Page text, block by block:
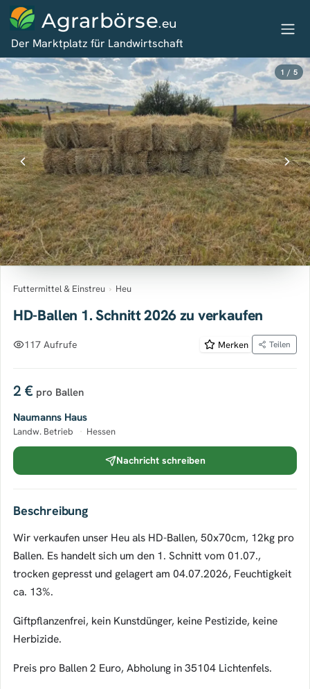
Agrarbörse.eu
Der Marktplatz für Landwirtschaft
1 / 5
Futtermittel & Einstreu › Heu
HD-Ballen 1. Schnitt 2026 zu verkaufen
117 Aufrufe Merken Teilen
2 € pro Ballen
Naumanns Haus
Landw. Betrieb · Hessen
Nachricht schreiben
Beschreibung
Wir verkaufen unser Heu als HD-Ballen, 50x70cm, 12kg pro
Ballen. Es handelt sich um den 1. Schnitt vom 01.07.,
trocken gepresst und gelagert am 04.07.2026, Feuchtigkeit
ca. 13%.
Giftpflanzenfrei, kein Kunstdünger, keine Pestizide, keine
Herbizide.
Preis pro Ballen 2 Euro, Abholung in 35104 Lichtenfels.